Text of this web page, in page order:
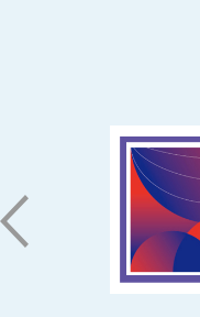
71005 台南
06-2533131
辦公時間